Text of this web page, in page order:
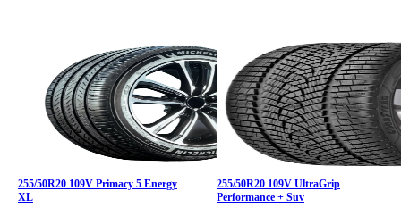
255/50R20 109V Primacy 5 Energy
XL
255/50R20 109V UltraGrip
Performance + Suv